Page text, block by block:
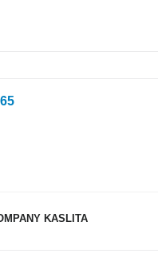
KASLITA